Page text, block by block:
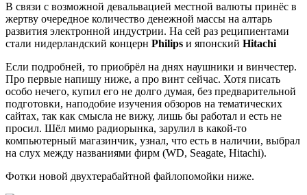
В связи с возможной девальвацией местной валюты принёс в
жертву очередное количество денежной массы на алтарь
развития электронной индустрии. На сей раз реципиентами
стали нидерландский концерн Philips и японский Hitachi
Если подробней, то приобрёл на днях наушники и винчестер.
Про первые напишу ниже, а про винт сейчас. Хотя писать
особо нечего, купил его не долго думая, без предварительной
подготовки, наподобие изучения обзоров на тематических
сайтах, так как смысла не вижу, лишь бы работал и есть не
просил. Шёл мимо радиорынка, зарулил в какой-то
компьютерный магазинчик, узнал, что есть в наличии, выбрал
на слух между названиями фирм (WD, Seagate, Hitachi).
Фотки новой двухтерабайтной файлопомойки ниже.